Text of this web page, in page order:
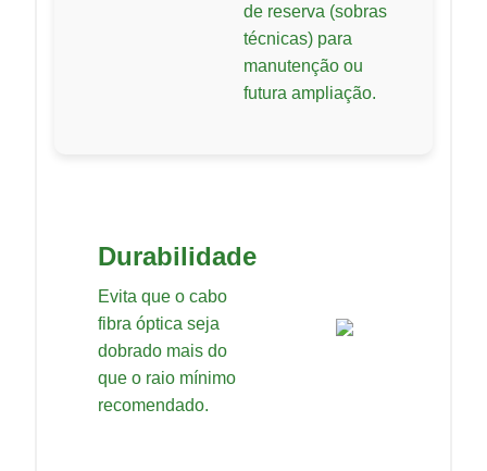
de reserva (sobras
técnicas) para
manutenção ou
futura ampliação.
Durabilidade
Evita que o cabo
fibra óptica seja
dobrado mais do
que o raio mínimo
recomendado.